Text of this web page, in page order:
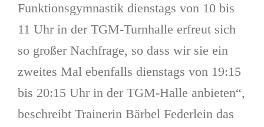
Funktionsgymnastik dienstags von 10 bis
11 Uhr in der TGM-Turnhalle erfreut sich
so großer Nachfrage, so dass wir sie ein
zweites Mal ebenfalls dienstags von 19:15
bis 20:15 Uhr in der TGM-Halle anbieten“,
beschreibt Trainerin Bärbel Federlein das